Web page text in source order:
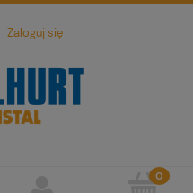
Zaloguj się